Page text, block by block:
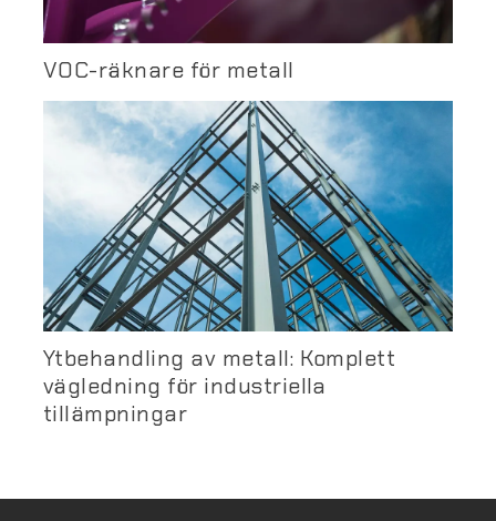
VOC-räknare för metall
Ytbehandling av metall: Komplett
vägledning för industriella
tillämpningar